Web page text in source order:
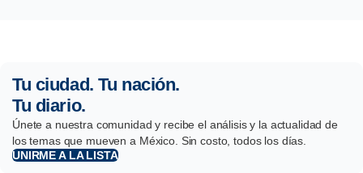
Tu ciudad. Tu nación.
Tu diario.
Únete a nuestra comunidad y recibe el análisis y la actualidad de
los temas que mueven a México. Sin costo, todos los días.
UNIRME A LA LISTA